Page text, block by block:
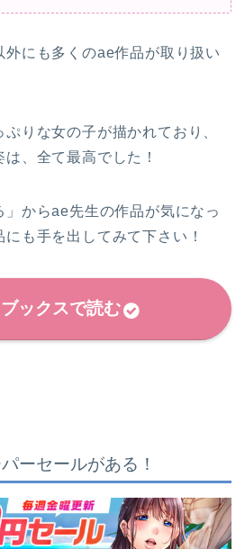
外にも多くのae作品が取り扱い
りな女の子が描かれており、
、全て最高でした！
」からae先生の作品が気になっ
も手を出してみて下さい！
ックスで読む
ーセールがある！